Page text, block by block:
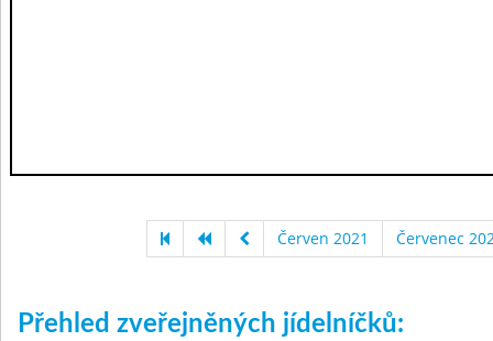
Červen 2021 Červenec
Přehled zveřejněných jídelníčků: